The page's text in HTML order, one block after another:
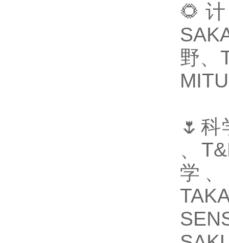
🌻
野、
🌷
、
学